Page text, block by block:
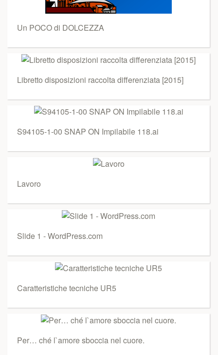
Un POCO di DOLCEZZA
Libretto disposizioni raccolta differenziata [2015]
S94105-1-00 SNAP ON Impilabile 118.ai
Lavoro
Slide 1 - WordPress.com
Caratteristiche tecniche UR5
Per… ché l`amore sboccia nel cuore.